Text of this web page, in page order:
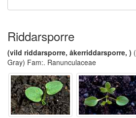
Riddarsporre
(vild riddarsporre, åkerriddarsporre, ) (
Gray) Fam:. Ranunculaceae